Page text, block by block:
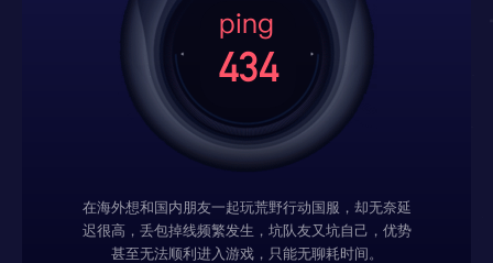
在海外想和国内朋友一起玩荒野行动国服，却无奈延
迟很高，丢包掉线频繁发生，坑队友又坑自己，优势
甚至无法顺利进入游戏，只能无聊耗时间。